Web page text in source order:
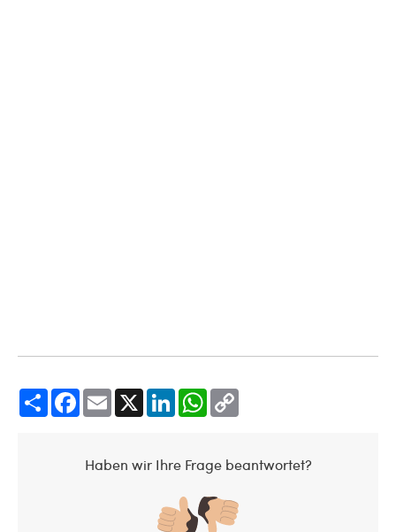
Share Facebook Email LinkedIn WhatsApp
Haben wir Ihre Frage beantwortet?